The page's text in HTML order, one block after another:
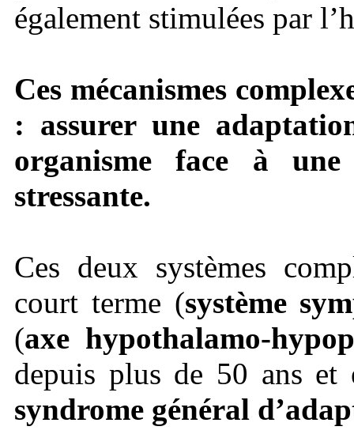
également stimulées par
Ces mécanismes
: assurer une
organisme face à une
stressante.
Ces deux systèmes
court terme (système
(axe hypothalamo-
depuis plus de 50 ans
syndrome général